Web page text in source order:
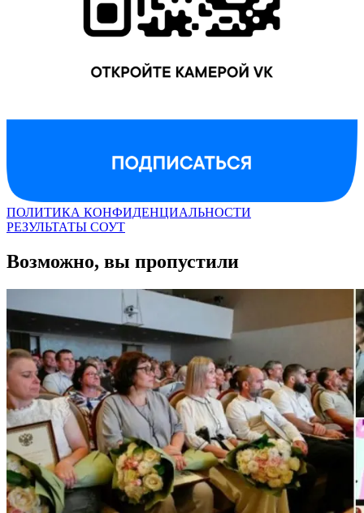
ПОЛИТИКА КОНФИДЕНЦИАЛЬНОСТИ
РЕЗУЛЬТАТЫ СОУТ
Возможно, вы пропустили